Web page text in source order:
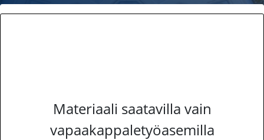
Materiaali saatavilla vain
vapaakappaletyöasemilla